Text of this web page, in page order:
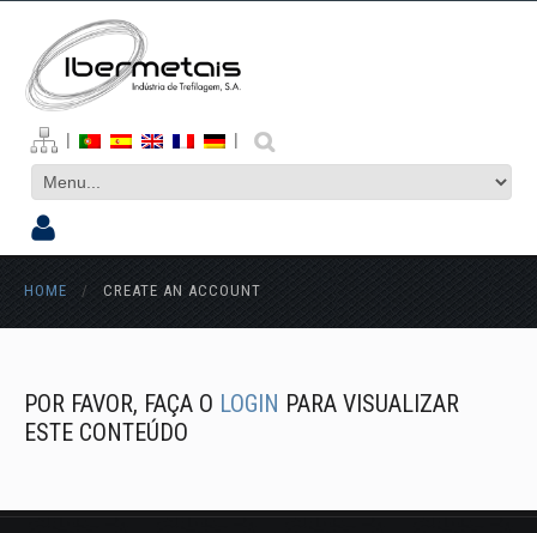
| |
HOME / CREATE AN ACCOUNT
POR FAVOR, FAÇA O LOGIN PARA VISUALIZAR
ESTE CONTEÚDO